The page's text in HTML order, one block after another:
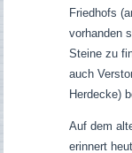
Friedhofs
vorhanden
Steine zu
auch
Herdecke)
Auf dem
erinnert